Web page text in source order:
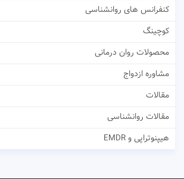
کنفرانس های روانشناسی
کوچینگ
محصولات روان درمانی
مشاوره ازدواج
مقالات
مقالات روانشناسی
هیپنوتراپی و EMDR